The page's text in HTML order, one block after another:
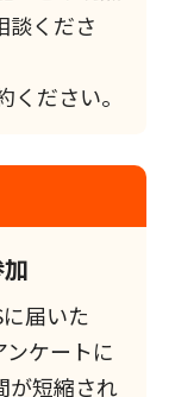
談くださ
ださい。
届いた
ケートに
が短縮され